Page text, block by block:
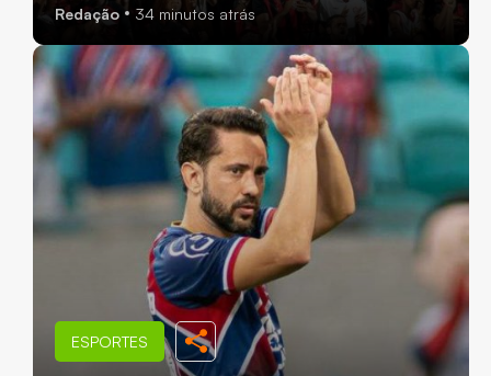
Redação 34 minutos atrás
ESPORTES